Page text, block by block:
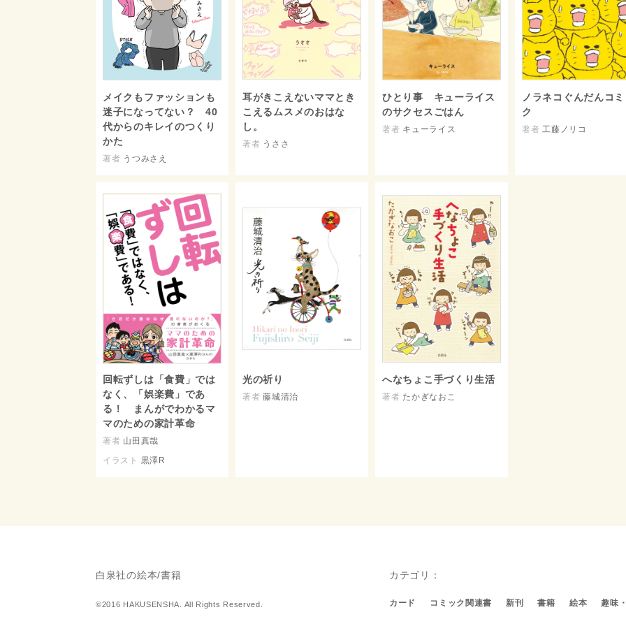
メイクもファッションも
迷子になってない？ 40
代からのキレイのつくり
かた
著者 うつみさえ
耳がきこえないママとき
こえるムスメのおはな
し。
著者 うささ
ひとり事 キューライス
のサクセスごはん
著者 キューライス
ノラネコぐんだんコ
ク
著者 工藤ノリコ
回転ずしは「食費」では
なく、「娯楽費」であ
る！ まんがでわかるマ
マのための家計革命
著者 山田真哉
イラスト 黒澤R
光の祈り
著者 藤城清治
へなちょこ手づくり生活
著者 たかぎなおこ
白泉社の絵本/書籍
©2016 HAKUSENSHA. All Rights Reserved.
カテゴリ：
カード コミック関連書 新刊 書籍 絵本 趣味